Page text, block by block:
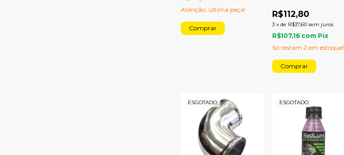
Atenção, última peça!
Finder
R$112,80
3 xde R$37,60 sem juros
R$107,16 com Pix
Só restam2 em estoque!
ESGOTADO ESGOTADO